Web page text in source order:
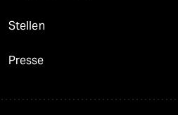
Stellen
Presse